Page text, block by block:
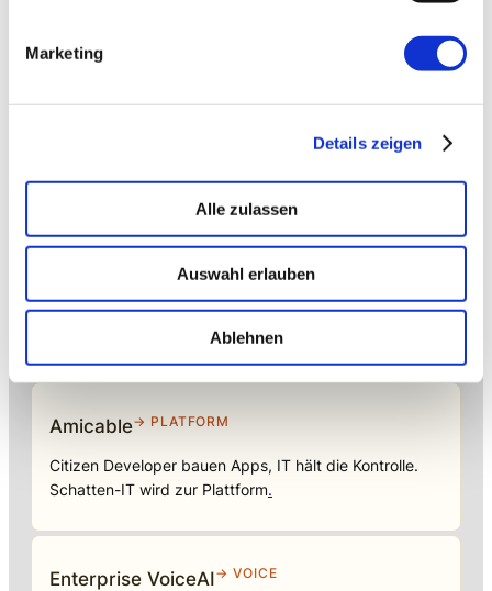
Marketing
Details zeigen
Alle zulassen
Auswahl erlauben
Ablehnen
→ FOUNDATION
KI-Fundament für Unternehmen. On-prem.
Einsatzbereit in Wochen, nicht Quartalen
Amicable→ PLATFORM
Citizen Developer bauen Apps, IT hält die Kontrolle.
Schatten-IT wird zur Plattform.
Enterprise VoiceAI→ VOICE